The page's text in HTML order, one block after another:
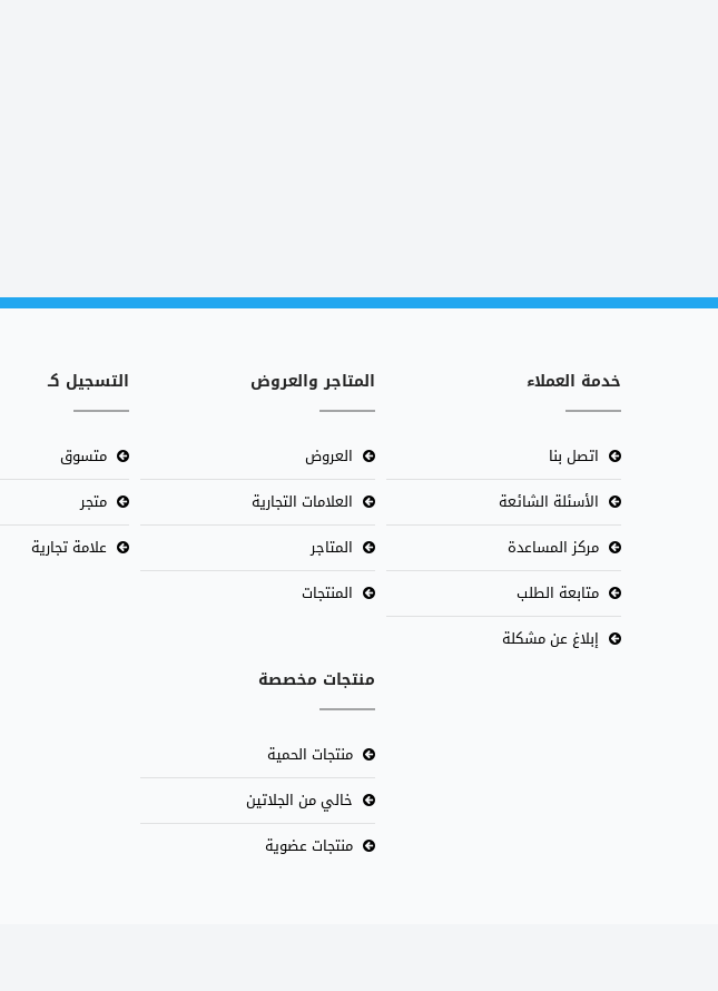
خدمة العملاء
اتصل بنا
الأسئلة الشائعة
مركز المساعدة
متابعة الطلب
إبلاغ عن مشكلة
المتاجر والعروض
العروض
العلامات التجارية
المتاجر
المنتجات
منتجات مخصصة
منتجات الحمية
خالي من الجلاتين
منتجات عضوية
التسجيل كـ
متسوق
متجر
علامة تجارية